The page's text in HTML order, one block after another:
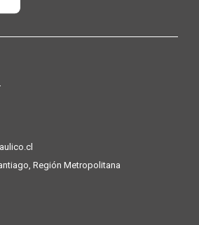
Región Metropolitana